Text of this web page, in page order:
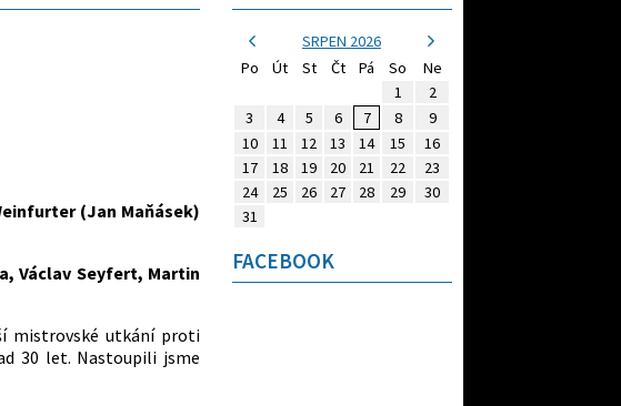
(Jan Maňásek)
Václav Seyfert, Martin
mistrovské utkání proti
30 let. Nastoupili jsme
SRPEN 2026
Po
Út St Čt Pá So
Ne
1
2
3
4 5 6 7 8
9
10
11 12 13 14 15
16
17
18 19 20 21 22
23
24
25 26 27 28 29
30
31
FACEBOOK